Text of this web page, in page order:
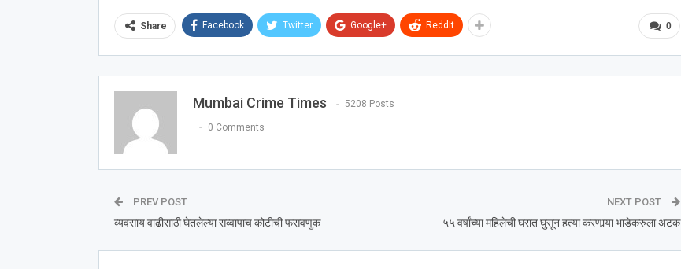
0
Share Facebook Twitter Google+ ReddIt
Mumbai Crime Times 5208 Posts
0 Comments
PREV POST
व्यवसाय वाढीसाठी घेतलेल्या सव्वापाच कोटीची फसवणुक
NEXT POST
५५ वर्षांच्या महिलेची घरात घुसून हत्या करणार्‍या भाडेकरुला अटक